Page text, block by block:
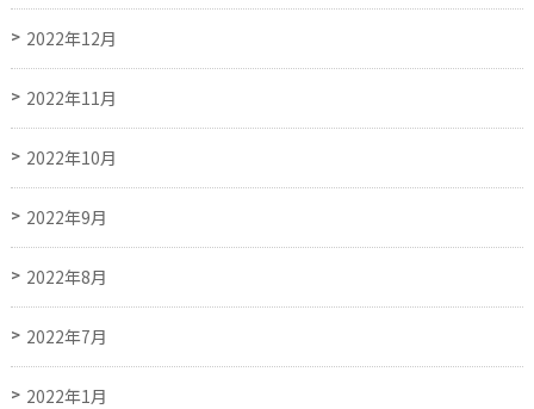
2022年12月
2022年11月
2022年10月
2022年9月
2022年8月
2022年7月
2022年1月